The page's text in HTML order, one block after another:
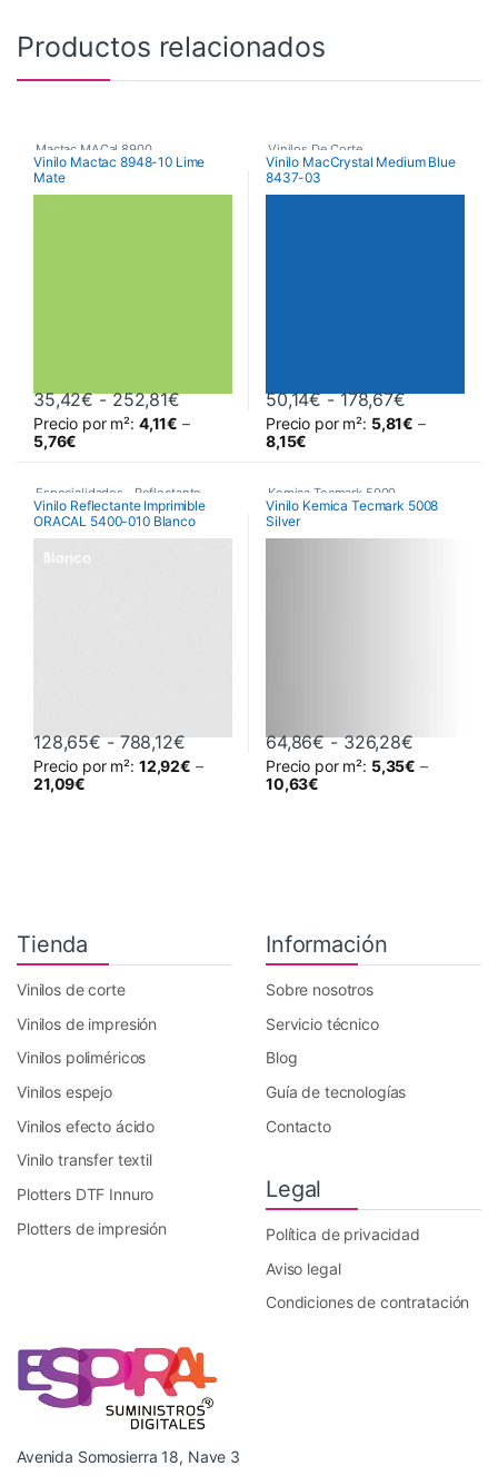
Productos relacionados
Mactac MACal 8900
Monoméricos
Vinilo Mactac 8948-10 Lime
Mate
35,42€ - 252,81€Rango de precios: desde 35,42€
Precio por m²: 4,11€ –
5,76€
Este producto tiene múltiples variantes. Las opciones se
Vinilos De Corte
Vinilos Transparentes de Color
Vinilo MacCrystal Medium Blue
8437-03
50,14€ - 178,67€Rango de
Precio por m²: 5,81€ –
8,15€
Este producto tiene múltiples
Especialidades Reflectante
Vinilos De Corte
Vinilo Reflectante Imprimible
ORACAL 5400-010 Blanco
128,65€ - 788,12€Rango de precios: desde 128,65€
Precio por m²: 12,92€ –
21,09€
Este producto tiene múltiples variantes. Las opciones se
Kemica Tecmark 5000
Poliméricos
Vinilo Kemica Tecmark 5008
Silver
64,86€ - 326,28€Rango
Precio por m²: 5,35€ –
10,63€
Este producto tiene múltiples
Tienda
Vinilos de corte
Vinilos de impresión
Vinilos poliméricos
Vinilos espejo
Vinilos efecto ácido
Vinilo transfer textil
Plotters DTF Innuro
Plotters de impresión
Información
Sobre nosotros
Servicio técnico
Blog
Guía de tecnologías
Contacto
Legal
Política de privacidad
Aviso legal
Condiciones de contratación
Avenida Somosierra 18, Nave 3